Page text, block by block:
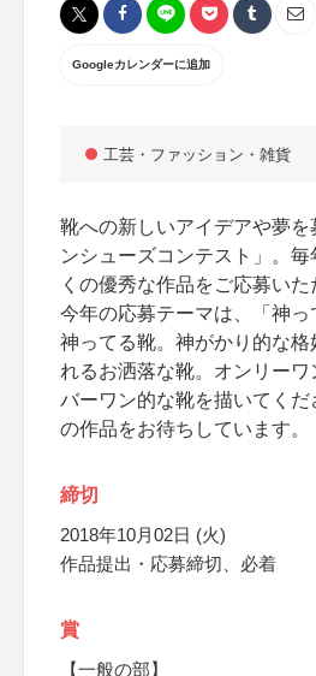
Googleカレンダーに追加
工芸・ファッション・雑貨
靴への新しいアイデアや夢を
ンシューズコンテスト」。
くの優秀な作品をご応募いた
今年の応募テーマは、「神
神ってる靴。神がかり的な
れるお洒落な靴。オンリー
バーワン的な靴を描いてくだ
の作品をお待ちしています。
締切
2018年10月02日 (火)
作品提出・応募締切、必着
賞
【一般の部】